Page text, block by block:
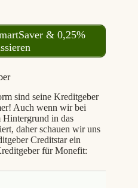
& 0,25%
sind seine Kreditgeber
Auch wenn wir bei
in das
daher schauen wir uns
Creditstar ein
für Monefit: